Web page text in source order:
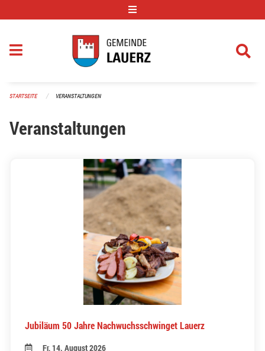
STARTSEITE VERANSTALTUNGEN
Veranstaltungen
Jubiläum 50 Jahre Nachwuchsschwinget Lauerz
Fr, 14. August 2026